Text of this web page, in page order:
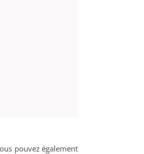
pouvez également